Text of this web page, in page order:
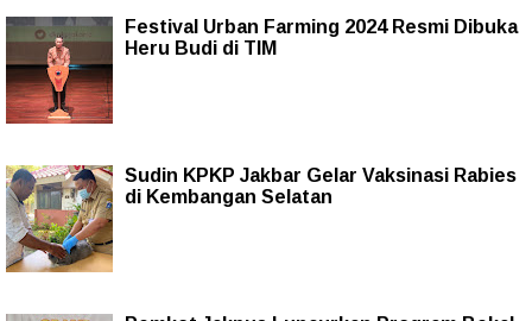
Festival Urban Farming 2024 Resmi Dibuka
Heru Budi di TIM
Sudin KPKP Jakbar Gelar Vaksinasi Rabies
di Kembangan Selatan